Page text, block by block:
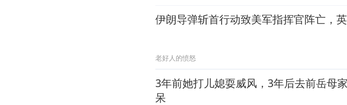
伊朗导弹斩首行动致美军指挥官阵亡，
老好人的愤怒
3年前她打儿媳耍威风，3年后去前岳母
呆